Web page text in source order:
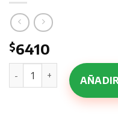
$6410
Tio Nacho